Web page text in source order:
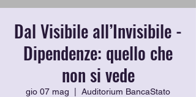
Dal Visibile all’Invisibile -
Dipendenze: quello che
non si vede
gio 07 mag Auditorium BancaStato